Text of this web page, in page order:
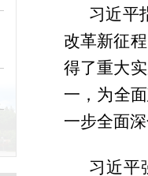
习近平
改革新征
得了重大
一，为全
一步全面
习近平